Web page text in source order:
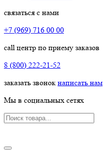
связаться с нами
+7 (969) 716 00 00
call центр по приему заказов
8 (800) 222-21-52
заказать звонок написать нам
Мы в социальных сетях